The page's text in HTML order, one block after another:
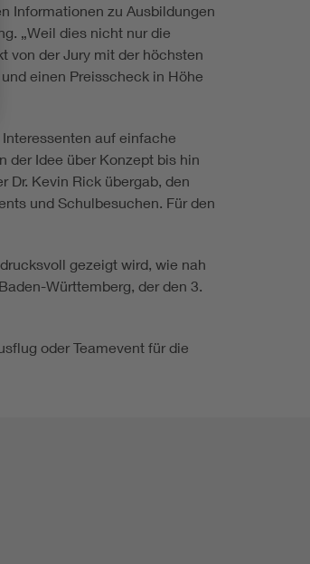
Informationen zu Ausbildungen
„Weil dies nicht nur die
von der Jury mit der höchsten
einen Preisscheck in Höhe
auf einfache
der Idee über Konzept bis hin
Dr. Kevin Rick übergab, den
und Schulbesuchen. Für den
gezeigt wird, wie nah
Württemberg, der den 3.
oder Teamevent für die